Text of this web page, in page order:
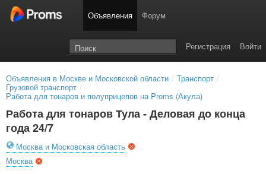
Объявления Форум
Войти
Регистрация
Объявления в Москве и Московской области / Транспорт /
Грузовой транспорт /
Работа для тонаров и полуприцепов на Proms (Акула)
Работа для тонаров Тула - Деловая до конца
года 24/7
Москва и Московская область
Москва